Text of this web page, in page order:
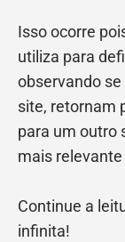
Isso ocorre
utiliza para
observando
site, retornam
para um outro
mais
Continue a
infinita!